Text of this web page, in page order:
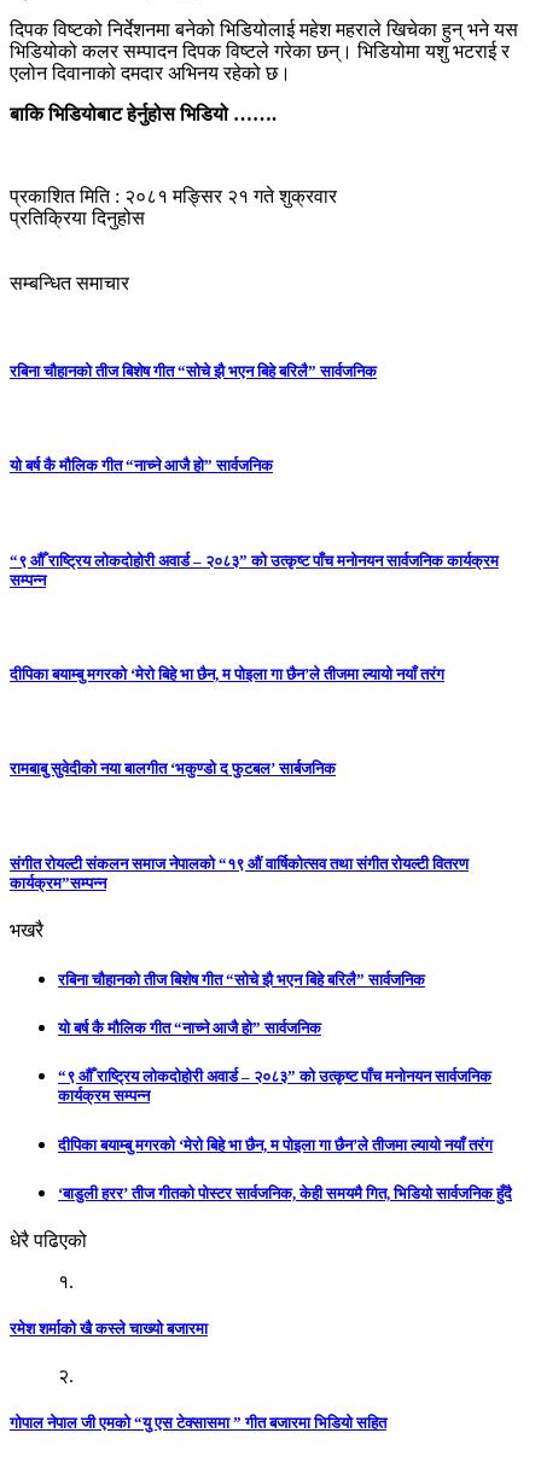
दिपक विष्टको निर्देशनमा बनेको भिडियोलाई महेश महराले खिचेका हुन् भने यस
भिडियोको कलर सम्पादन दिपक विष्टले गरेका छन्। भिडियोमा यशु भटराई र
एलोन दिवानाको दमदार अभिनय रहेको छ।
बाकि भिडियोबाट हेर्नुहोस भिडियो …….
प्रकाशित मिति : २०८१ मङ्सिर २१ गते शुक्रवार
प्रतिक्रिया दिनुहोस
सम्बन्धित समाचार
रबिना चौहानको तीज बिशेष गीत “सोचे झै भएन बिहे बरिलै” सार्वजनिक
यो बर्ष कै मौलिक गीत “नाच्ने आजै हो” सार्वजनिक
“९ औँ राष्ट्रिय लोकदोहोरी अवार्ड – २०८३” को उत्कृष्ट पाँच मनोनयन सार्वजनिक कार्यक्रम
सम्पन्न
दीपिका बयाम्बु मगरको ‘मेरो बिहे भा छैन, म पोइला गा छैन’ले तीजमा ल्यायो नयाँ तरंग
रामबाबु सुवेदीको नया बालगीत ‘भकुण्डो द फुटबल’ सार्बजनिक
संगीत रोयल्टी संकलन समाज नेपालको “१९ औं वार्षिकोत्सव तथा संगीत रोयल्टी वितरण
कार्यक्रम”सम्पन्न
भखरै
रबिना चौहानको तीज बिशेष गीत “सोचे झै भएन बिहे बरिलै” सार्वजनिक
यो बर्ष कै मौलिक गीत “नाच्ने आजै हो” सार्वजनिक
“९ औँ राष्ट्रिय लोकदोहोरी अवार्ड – २०८३” को उत्कृष्ट पाँच मनोनयन सार्वजनिक
कार्यक्रम सम्पन्न
दीपिका बयाम्बु मगरको ‘मेरो बिहे भा छैन, म पोइला गा छैन’ले तीजमा ल्यायो नयाँ तरंग
‘बाडुली हरर’ तीज गीतको पोस्टर सार्वजनिक, केही समयमै गित, भिडियो सार्वजनिक हुँदै
धेरै पढिएको
१.
रमेश शर्माको खै कस्ले चाख्यो बजारमा
२.
गोपाल नेपाल जी एमको “यु एस टेक्सासमा ” गीत बजारमा भिडियो सहित